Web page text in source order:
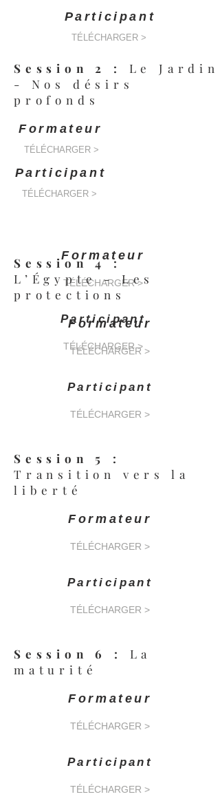
Participant
TÉLÉCHARGER >
Session 2 : Le Jardin
- Nos désirs
profonds
Formateur
TÉLÉCHARGER >
Participant
TÉLÉCHARGER >
Formateur
TÉLÉCHARGER >
Participant
TÉLÉCHARGER >
Session 4 :
L’Égypte - Les
protections
Formateur
TÉLÉCHARGER >
Participant
TÉLÉCHARGER >
Session 5 :
Transition vers la
liberté
Formateur
TÉLÉCHARGER >
Participant
TÉLÉCHARGER >
Session 6 : La
maturité
Formateur
TÉLÉCHARGER >
Participant
TÉLÉCHARGER >